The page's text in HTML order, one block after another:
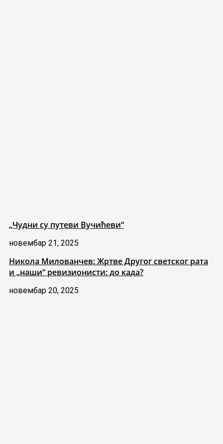
„Чудни су путеви Вучићеви“
новембар 21, 2025
Никола Милованчев: Жртве Другог светског рата
и „наши“ ревизионисти: до када?
новембар 20, 2025